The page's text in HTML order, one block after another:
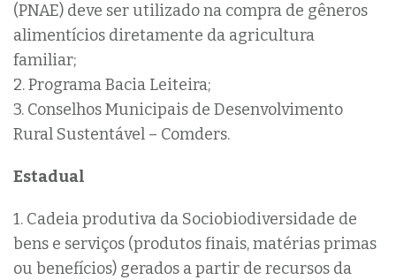
(PNAE) deve ser utilizado na compra de gêneros
alimentícios diretamente da agricultura
familiar;
2. Programa Bacia Leiteira;
3. Conselhos Municipais de Desenvolvimento
Rural Sustentável – Comders.
Estadual
1. Cadeia produtiva da Sociobiodiversidade de
bens e serviços (produtos finais, matérias primas
ou benefícios) gerados a partir de recursos da